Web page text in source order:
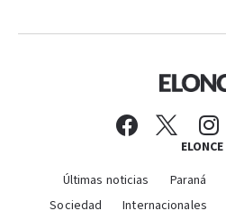
ELONCE
Últimas noticias Paraná
Sociedad
Internacionales